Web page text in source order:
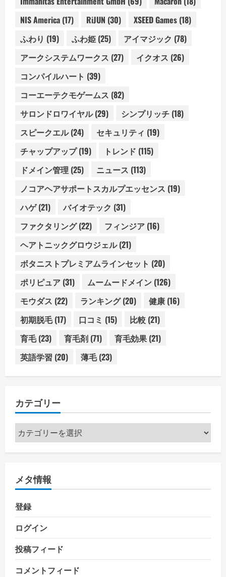
NIS America (17) RiJUN (30) XSEED Games (18)
ふわり (19) ふわ姫 (25) アイマジック (78)
アークシステムワークス (27) イクオス (26)
コンパイルハート (39)
コーエーテクモゲームス (82)
サロンドロワイヤル(29) シンプリッチ (18)
スピークエル(24) セキュリティ (19)
チャップアップ(19) トレンド (115)
ドメイン管理 (25) ニュース (113)
ノコアヘアサポートスカルプエッセンス (19)
ハゲ(21) バイオテック (31)
ファクタリング(22) フィンジア (16)
ヘアトニックグロウジェル(21)
ボタニストプレミアムラインセット (20)
ポリピュア (31) ムームードメイン (126)
モウダス (22) ランキング(20) 健康 (16)
初期脱毛(17) 口コミ (15) 比較 (21)
育毛(23) 育毛剤 (71) 育毛効果 (21)
英語学習 (20) 薄毛(23)
カテゴリー
カ
テ
ー
メタ情報
登録
ログイン
投稿フィード
コメントフィード